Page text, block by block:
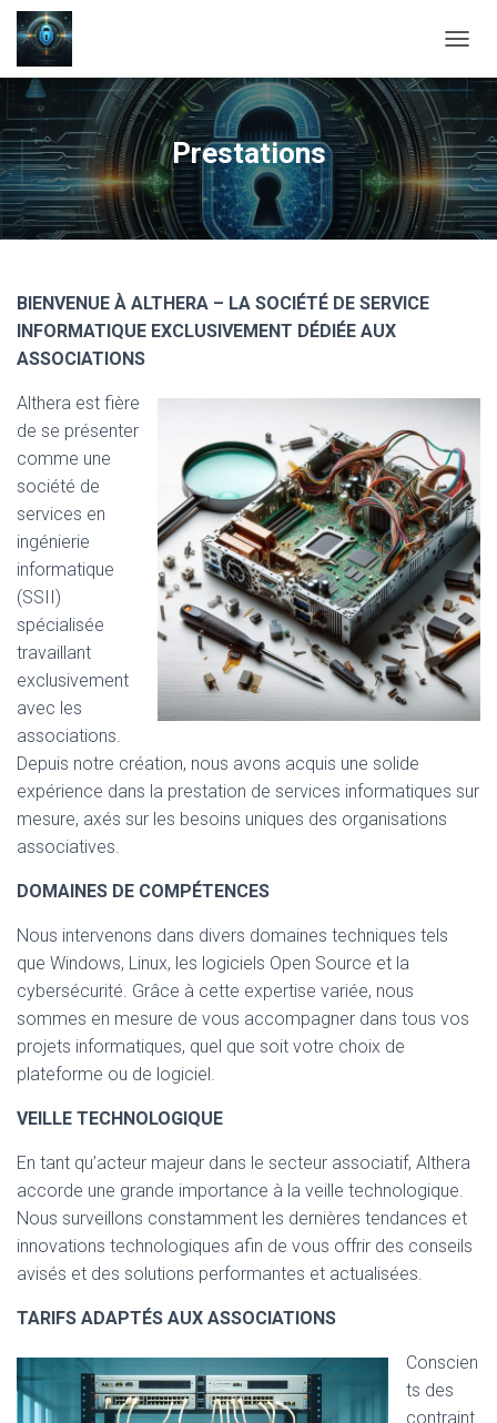
Prestations
BIENVENUE À ALTHERA – LA SOCIÉTÉ DE SERVICE
INFORMATIQUE EXCLUSIVEMENT DÉDIÉE AUX
ASSOCIATIONS
Althera est fière
de se présenter
comme une
société de
services en
ingénierie
informatique
(SSII)
spécialisée
travaillant
exclusivement
avec les
associations.
Depuis notre création, nous avons acquis une solide
expérience dans la prestation de services informatiques sur
mesure, axés sur les besoins uniques des organisations
associatives.
DOMAINES DE COMPÉTENCES
Nous intervenons dans divers domaines techniques tels
que Windows, Linux, les logiciels Open Source et la
cybersécurité. Grâce à cette expertise variée, nous
sommes en mesure de vous accompagner dans tous vos
projets informatiques, quel que soit votre choix de
plateforme ou de logiciel.
VEILLE TECHNOLOGIQUE
En tant qu’acteur majeur dans le secteur associatif, Althera
accorde une grande importance à la veille technologique.
Nous surveillons constamment les dernières tendances et
innovations technologiques afin de vous offrir des conseils
avisés et des solutions performantes et actualisées.
TARIFS ADAPTÉS AUX ASSOCIATIONS
Conscien
ts des
contraint